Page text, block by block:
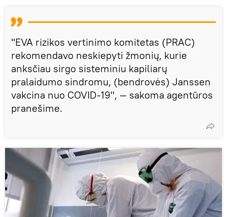
"EVA rizikos vertinimo komitetas (PRAC)
rekomendavo neskiepyti žmonių, kurie
anksčiau sirgo sisteminiu kapiliarų
pralaidumo sindromu, (bendrovės) Janssen
vakcina nuo COVID-19", — sakoma agentūros
pranešime.